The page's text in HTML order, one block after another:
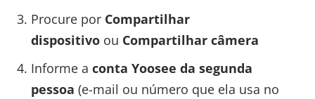
Procure por Compartilhar
dispositivoou Compartilhar câmera
Informe a conta Yoosee da segunda
pessoa (e-mail ou número que ela usa no